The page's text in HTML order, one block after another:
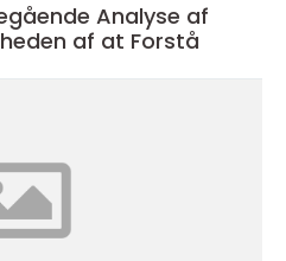
Analyse af
af at Forstå